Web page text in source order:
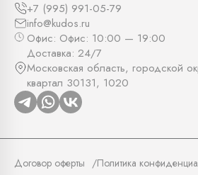
+7 (995) 991-05-79
info@kudos.ru
Офис: Офис: 10:00 — 19:00
Доставка: 24/7
Московская область, городской
квартал 30131, 1020
Договор оферты Политика